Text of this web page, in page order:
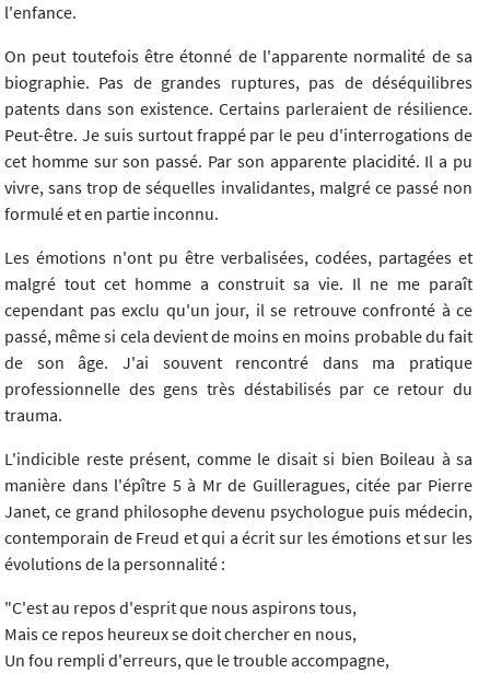
l'enfance.
On peut toutefois être étonné de l'apparente normalité de sa
biographie. Pas de grandes ruptures, pas de déséquilibres
patents dans son existence. Certains parleraient de résilience.
Peut-être. Je suis surtout frappé par le peu d'interrogations de
cet homme sur son passé. Par son apparente placidité. Il a pu
vivre, sans trop de séquelles invalidantes, malgré ce passé non
formulé et en partie inconnu.
Les émotions n'ont pu être verbalisées, codées, partagées et
malgré tout cet homme a construit sa vie. Il ne me paraît
cependant pas exclu qu'un jour, il se retrouve confronté à ce
passé, même si cela devient de moins en moins probable du fait
de son âge. J'ai souvent rencontré dans ma pratique
professionnelle des gens très déstabilisés par ce retour du
trauma.
L'indicible reste présent, comme le disait si bien Boileau à sa
manière dans l'épître 5 à Mr de Guilleragues, citée par Pierre
Janet, ce grand philosophe devenu psychologue puis médecin,
contemporain de Freud et qui a écrit sur les émotions et sur les
évolutions de la personnalité :
"C'est au repos d'esprit que nous aspirons tous,
Mais ce repos heureux se doit chercher en nous,
Un fou rempli d'erreurs, que le trouble accompagne,